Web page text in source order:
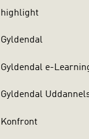
highlight
Gyldendal
Gyldendal e-
Gyldendal
Konfront